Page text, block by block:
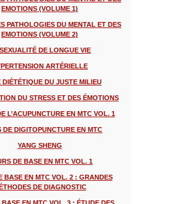
EMOTIONS (VOLUME 1)
PATHOLOGIES DU MENTAL ET DES
EMOTIONS (VOLUME 2)
DE LONGUE VIE
ARTÉRIELLE
DIÉTÉTIQUE DU JUSTE MILIEU
DU STRESS ET DES ÉMOTIONS
L’ACUPUNCTURE EN MTC VOL. 1
DE DIGITOPUNCTURE EN MTC
YANG SHENG
DE BASE EN MTC VOL. 1
BASE EN MTC VOL. 2 : GRANDES
DE DIAGNOSTIC